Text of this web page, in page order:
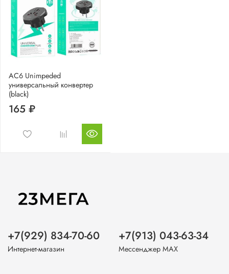
AC6 Unimpeded
универсальный конвертер
(black)
165 ₽
+7(929) 834-70-60
Интернет-магазин
+7(913) 043-63-34
Мессенджер MAX